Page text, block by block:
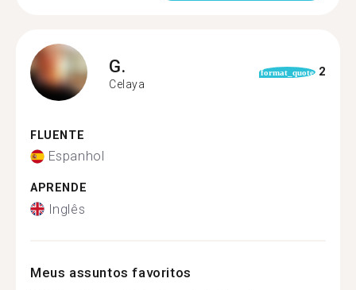
G.
Celaya
format_quote 2
FLUENTE
Espanhol
APRENDE
Inglês
Meus assuntos favoritos